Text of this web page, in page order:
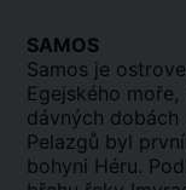
SAMOS
Samos je
Egejského
dávných dobách
Pelazgů byl
bohyni Héru.